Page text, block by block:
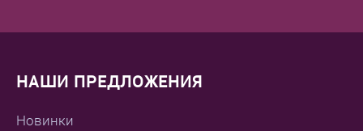
НАШИ ПРЕДЛОЖЕНИЯ
Новинки